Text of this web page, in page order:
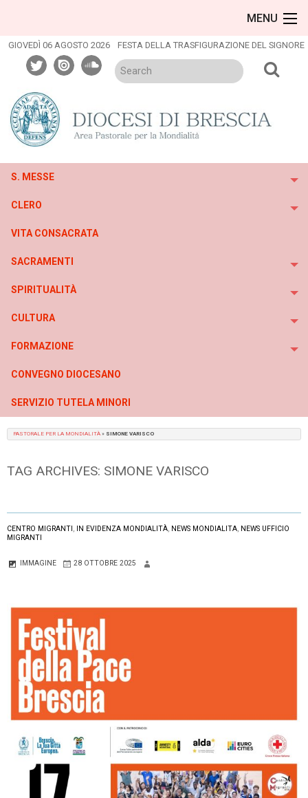
content
MENU
GIOVEDÌ 06 AGOSTO 2026 FESTA DELLA TRASFIGURAZIONE DEL SIGNORE
twitterissuusoundcloud
S. MESSE
CLERO
VITA CONSACRATA
SACRAMENTI
SPIRITUALITÀ
CULTURA
FORMAZIONE
CONVEGNO DIOCESANO
SERVIZIO TUTELA MINORI
PASTORALE PER LA MONDIALITÀ » SIMONE VARISCO
TAG ARCHIVES: SIMONE VARISCO
CENTRO MIGRANTI IN EVIDENZA MONDIALITÀ NEWS MONDIALITA NEWS UFFICIO
MIGRANTI
IMMAGINE 28 OTTOBRE 2025